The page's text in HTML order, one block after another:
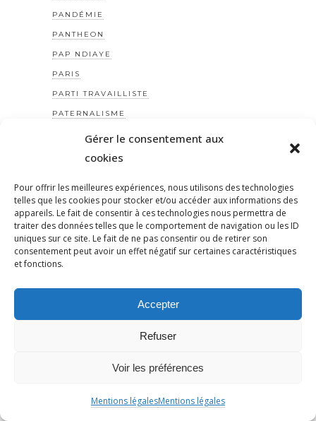
Gérer le consentement aux
cookies
Pour offrir les meilleures expériences, nous utilisons des technologies
telles que les cookies pour stocker et/ou accéder aux informations des
appareils. Le fait de consentir à ces technologies nous permettra de
traiter des données telles que le comportement de navigation ou les ID
uniques sur ce site. Le fait de ne pas consentir ou de retirer son
consentement peut avoir un effet négatif sur certaines caractéristiques
et fonctions.
Accepter
Refuser
Voir les préférences
Mentions légalesMentions légales
PANDÉMIE
PANTHEON
PAP NDIAYE
PARIS
PARTI TRAVAILLISTE
PATERNALISME
PATRIARCAT
PATRICKBOUCHERON
PEINEDEMORT
PERILANTISÉMITE
PERROS-GUIRREC
PETAIN
PÉTITIONYADAN
PEUPLE PALESTINIEN
PHILIPPE MARLIÈRE
POLÉMIQUE